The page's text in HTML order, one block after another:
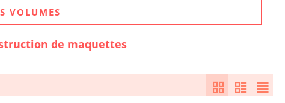
VOLUMES
de maquettes